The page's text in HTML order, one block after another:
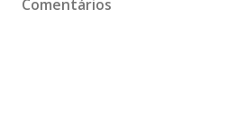
Comentários